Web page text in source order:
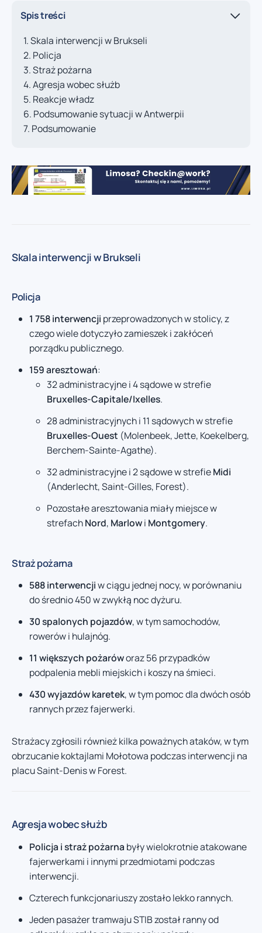
Spis treści
Skala interwencji w Brukseli
Policja
Straż pożarna
Agresja wobec służb
Reakcje władz
Podsumowanie sytuacji w Antwerpii
Podsumowanie
Skala interwencji w Brukseli
Policja
1 758 interwencji przeprowadzonych w stolicy, z
czego wiele dotyczyło zamieszek i zakłóceń
porządku publicznego.
159 aresztowań:
32 administracyjne i 4 sądowe w strefie
Bruxelles-Capitale/Ixelles.
28 administracyjnych i 11 sądowych w strefie
Bruxelles-Ouest (Molenbeek, Jette, Koekelberg,
Berchem-Sainte-Agathe).
32 administracyjne i 2 sądowe w strefieMidi
(Anderlecht, Saint-Gilles, Forest).
Pozostałe aresztowania miały miejsce w
strefachNord, Marlowi Montgomery.
Straż pożarna
588 interwencjiw ciągu jednej nocy, w porównaniu
do średnio 450 w zwykłą noc dyżuru.
30 spalonych pojazdów, w tym samochodów,
rowerów i hulajnóg.
11 większych pożaróworaz 56 przypadków
podpalenia mebli miejskich i koszy na śmieci.
430 wyjazdów karetek, w tym pomoc dla dwóch osób
rannych przez fajerwerki.
Strażacy zgłosili również kilka poważnych ataków, w tym
obrzucanie koktajlami Mołotowa podczas interwencji na
placu Saint-Denis w Forest.
Agresja wobec służb
Policja i straż pożarna były wielokrotnie atakowane
fajerwerkami i innymi przedmiotami podczas
interwencji.
Czterech funkcjonariuszy zostało lekko rannych.
Jeden pasażer tramwaju STIB został ranny od